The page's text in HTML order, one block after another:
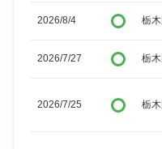
2026/8/4 栃
2026/7/27 栃
2026/7/25 栃